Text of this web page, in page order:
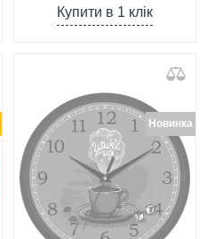
Купити в 1 клік
Новинка